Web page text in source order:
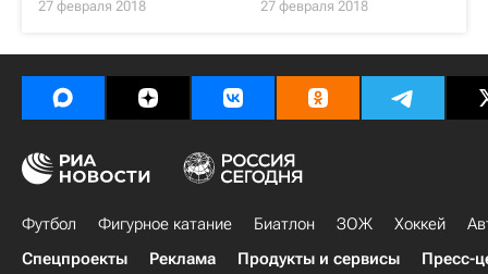
27 февраля 2018 27 февраля 2018
Футбол Фигурное катание Биатлон ЗОЖ Хоккей
Спецпроекты
Реклама Продукты и сервисы Пресс-